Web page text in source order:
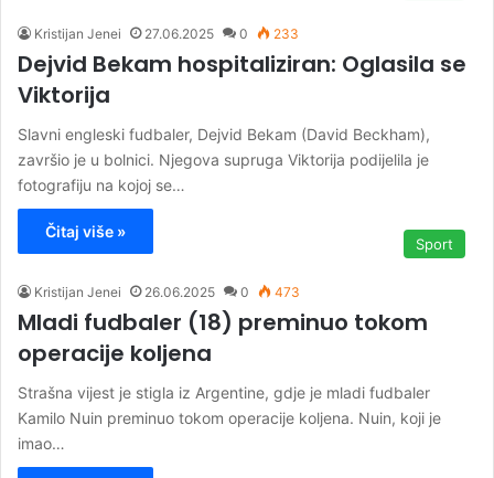
Kristijan Jenei 27.06.2025 0 233
Dejvid Bekam hospitaliziran: Oglasila se
Viktorija
Slavni engleski fudbaler, Dejvid Bekam (David Beckham),
završio je u bolnici. Njegova supruga Viktorija podijelila je
fotografiju na kojoj se…
Čitaj više »
Sport
Kristijan Jenei 26.06.2025 0 473
Mladi fudbaler (18) preminuo tokom
operacije koljena
Strašna vijest je stigla iz Argentine, gdje je mladi fudbaler
Kamilo Nuin preminuo tokom operacije koljena. Nuin, koji je
imao…